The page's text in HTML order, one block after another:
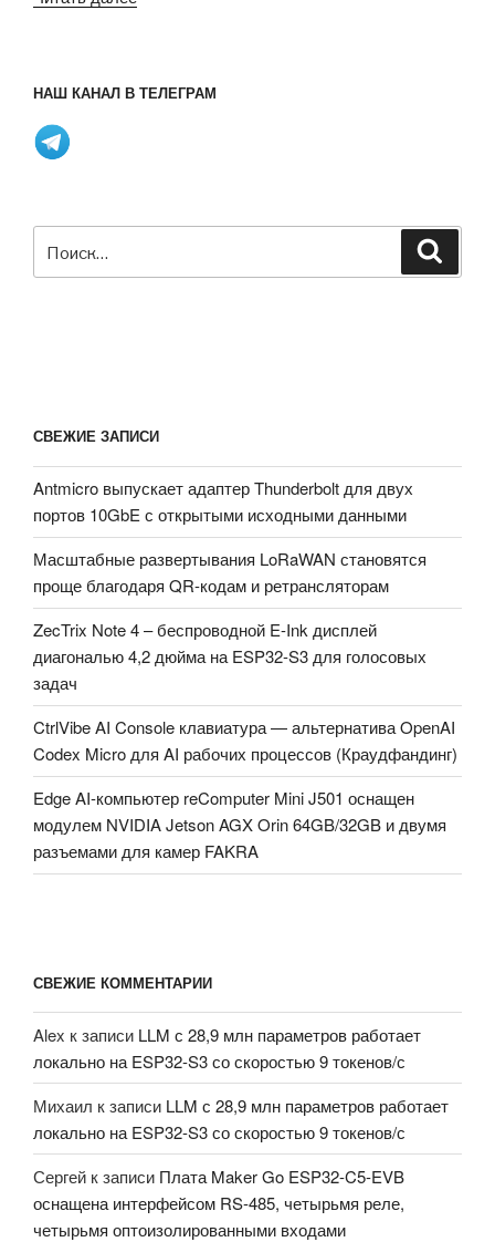
цели
собираемых
кодом
Linux»
НАШ КАНАЛ В ТЕЛЕГРАМ
СВЕЖИЕ ЗАПИСИ
Antmicro выпускает адаптер Thunderbolt для двух
портов 10GbE с открытыми исходными данными
Масштабные развертывания LoRaWAN становятся
проще благодаря QR-кодам и ретрансляторам
ZecTrix Note 4 – беспроводной E-Ink дисплей
диагональю 4,2 дюйма на ESP32-S3 для голосовых
задач
CtrlVibe AI Console клавиатура — альтернатива OpenAI
Codex Micro для AI рабочих процессов (Краудфандинг)
Edge AI-компьютер reComputer Mini J501 оснащен
модулем NVIDIA Jetson AGX Orin 64GB/32GB и двумя
разъемами для камер FAKRA
СВЕЖИЕ КОММЕНТАРИИ
Alex к записи LLM с 28,9 млн параметров работает
локально на ESP32-S3 со скоростью 9 токенов/с
Михаил к записи LLM с 28,9 млн параметров работает
локально на ESP32-S3 со скоростью 9 токенов/с
Сергей к записи Плата Maker Go ESP32-C5-EVB
оснащена интерфейсом RS-485, четырьмя реле,
четырьмя оптоизолированными входами